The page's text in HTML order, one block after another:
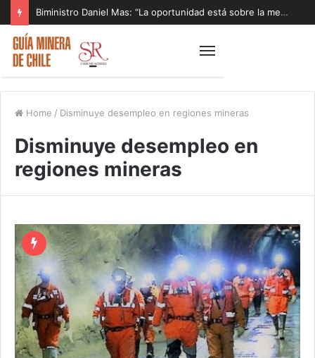
Biministro Daniel Mas: “La oportunidad está sobre la mesa y tenemos que aprovecharla”
Home / Disminuye desempleo en regiones mineras
Disminuye desempleo en
regiones mineras